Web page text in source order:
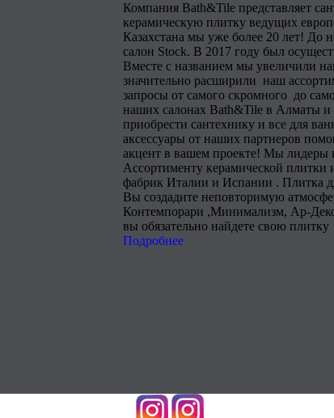
Компания Bath&Tile представляет
керамическую плитку ведущих
Казахстана мы уже более 20 лет! До
салон Stock. В 2017 году был
Вместе с названием мы увеличили
значительно расширили наш
запросы от самого скромного до
наших салонах Bath&Tile в Алматы
приобрести сантехнику и все для
аксессуары от наших партнеров
акцент в вашем проекте! Мы лидеры
Ассортименту керамической плитки
фабрик Италии и Испании . Плитка
Вы создадите неповторимую
Контемпорари ,Минимализм, Ар-
вы обязательно найдете свою плитку
Подробнее